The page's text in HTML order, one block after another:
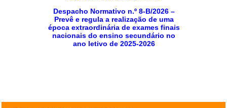
Despacho Normativo n.º 8-B/2026 –
Prevê e regula a realização de uma
época extraordinária de exames finais
nacionais do ensino secundário no
ano letivo de 2025-2026